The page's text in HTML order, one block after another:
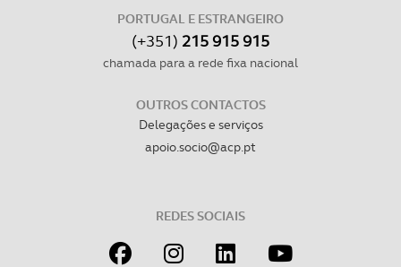
PORTUGAL E ESTRANGEIRO
(+351) 215 915 915
chamada para a rede fixa nacional
OUTROS CONTACTOS
Delegações e serviços
apoio.socio@acp.pt
REDES SOCIAIS